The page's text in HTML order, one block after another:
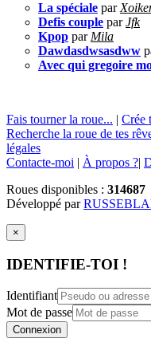
La spéciale par
Defis couple parJfk
Kpop par Mila
Dawdasdwsasdww
Avec qui gregoire
Fais tourner la roue... | Crée
Recherche la roue de tes
légales
Contacte-moi | À propos ?|
Roues disponibles : 314687
Développé par
×
IDENTIFIE-TOI !
Identifiant
Mot de passe
Connexion